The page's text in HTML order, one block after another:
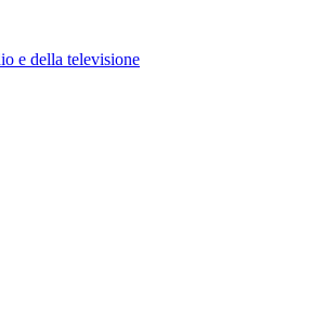
e della televisione